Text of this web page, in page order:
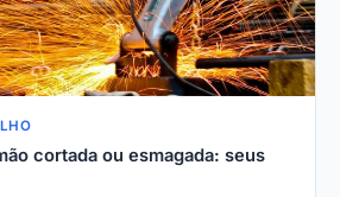
cortada ou esmagada: seus